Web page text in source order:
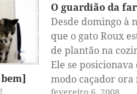
O guardião da
Desde domingo à
que o gato Roux
de plantão na
Ele se posicionava
modo caçador ora